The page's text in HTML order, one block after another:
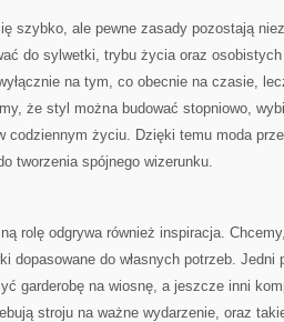
szybko, ale pewne zasady pozostają
do sylwetki, trybu życia oraz
na tym, co obecnie na czasie,
że styl można budować stopniowo,
codziennym życiu. Dzięki temu moda
tworzenia spójnego wizerunku.
rolę odgrywa również inspiracja.
dopasowane do własnych potrzeb.
garderobę na wiosnę, a jeszcze inni
stroju na ważne wydarzenie, oraz